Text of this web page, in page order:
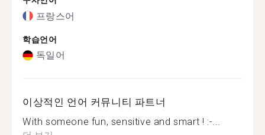
프랑스어
학습언어
독일어
이상적인 언어 커뮤니티 파트너
With someone fun, sensitive and smart ! :-...